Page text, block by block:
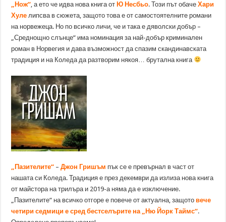
„Нож“, а ето че идва нова книга от Ю Несбьо. Този път обачеХари
Хуле липсва в сюжета, защото това е от самостоятелните романи
на норвежеца. Но по всичко личи, че и така е дяволски добър –
„Среднощно слънце“ има номинация за най-добър криминален
роман в Норвегия и дава възможност да спазим скандинавската
традиция и на Коледа да разтворим някоя… брутална книга
„Пазителите“ –Джон Гришъм пък се е превърнал в част от
нашата си Коледа. Традиция е през декември да излиза нова книга
от майстора на трилъра и 2019-а няма да е изключение.
„Пазителите“ на всичко отгоре е повече от актуална, защотовече
четири седмици е сред бестселърите на „Ню Йорк Таймс“.